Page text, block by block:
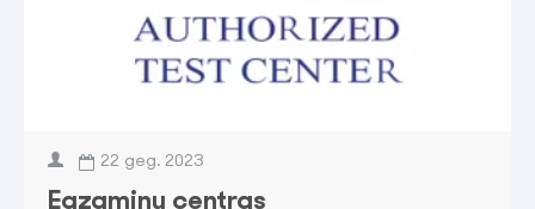
22 geg. 2023
Egzaminų centras